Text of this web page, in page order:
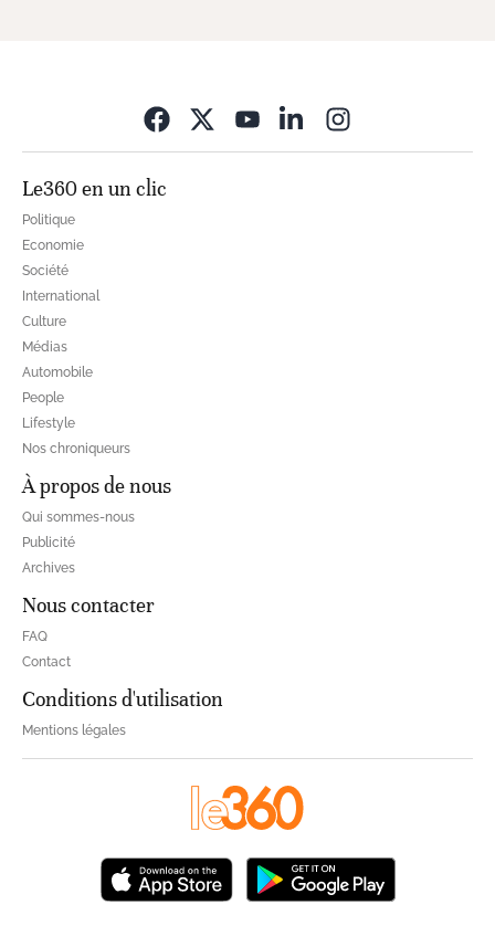
Le360 en un clic
Politique
Economie
Société
International
Culture
Médias
Automobile
People
Lifestyle
Nos chroniqueurs
À propos de nous
Qui sommes-nous
Publicité
Archives
Nous contacter
FAQ
Contact
Conditions d'utilisation
Mentions légales